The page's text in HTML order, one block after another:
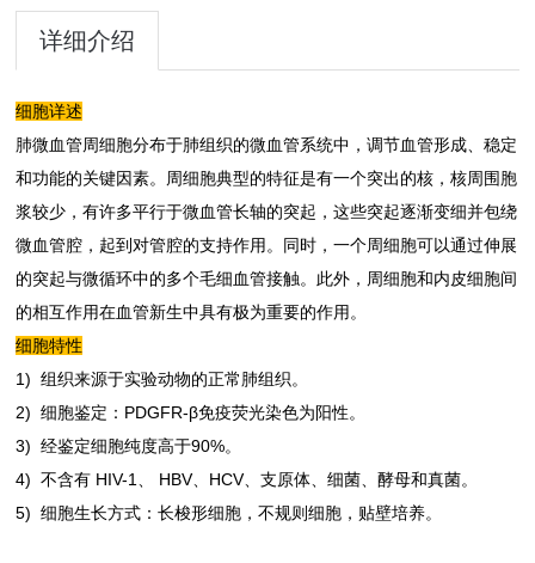
详细介绍
细胞详述
肺微血管周细胞分布于肺组织的微血管系统中，调节血管形成、稳定
和功能的关键因素。周细胞典型的特征是有一个突出的核，核周围胞
浆较少，有许多平行于微血管长轴的突起，这些突起逐渐变细并包绕
微血管腔，起到对管腔的支持作用。同时，一个周细胞可以通过伸展
的突起与微循环中的多个毛细血管接触。此外，周细胞和内皮细胞间
的相互作用在血管新生中具有极为重要的作用。
细胞特性
1) 组织来源于实验动物的正常肺组织。
2) 细胞鉴定：PDGFR-β免疫荧光染色为阳性。
3) 经鉴定细胞纯度高于90%。
4) 不含有 HIV-1、 HBV、HCV、支原体、细菌、酵母和真菌。
5) 细胞生长方式：长梭形细胞，不规则细胞，贴壁培养。